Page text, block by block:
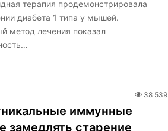
терапия продемонстрировала
диабета 1 типа у мышей.
метод лечения показал
38 539
иммунные
замедлять старение